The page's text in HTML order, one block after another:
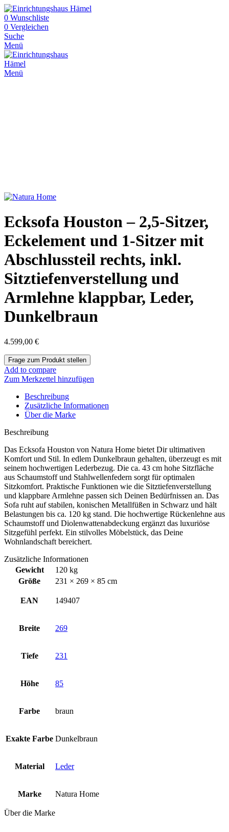
0 Wunschliste
0 Vergleichen
Suche
Menü
Menü
Ecksofa Houston – 2,5-Sitzer,
Eckelement und 1-Sitzer mit
Abschlussteil rechts, inkl.
Sitztiefenverstellung und
Armlehne klappbar, Leder,
Dunkelbraun
4.599,00 €
Add to compare
Zum Merkzettel hinzufügen
Beschreibung
Zusätzliche Informationen
Über die Marke
Beschreibung
Das Ecksofa Houston von Natura Home bietet Dir ultimativen
Komfort und Stil. In edlem Dunkelbraun gehalten, überzeugt es mit
seinem hochwertigen Lederbezug. Die ca. 43 cm hohe Sitzfläche
aus Schaumstoff und Stahlwellenfedern sorgt für optimalen
Sitzkomfort. Praktische Funktionen wie die Sitztiefenverstellung
und klappbare Armlehne passen sich Deinen Bedürfnissen an. Das
Sofa ruht auf stabilen, konischen Metallfüßen in Schwarz und hält
Belastungen bis ca. 120 kg stand. Die hochwertige Rückenlehne aus
Schaumstoff und Diolenwattenabdeckung ergänzt das luxuriöse
Sitzgefühl perfekt. Ein stilvolles Möbelstück, das Deine
Wohnlandschaft bereichert.
Zusätzliche Informationen
Gewicht
120 kg
Größe
231 × 269 × 85 cm
EAN 149407
Breite 269
Tiefe 231
Höhe 85
Farbe braun
Exakte Farbe Dunkelbraun
Material Leder
Marke Natura Home
Über die Marke